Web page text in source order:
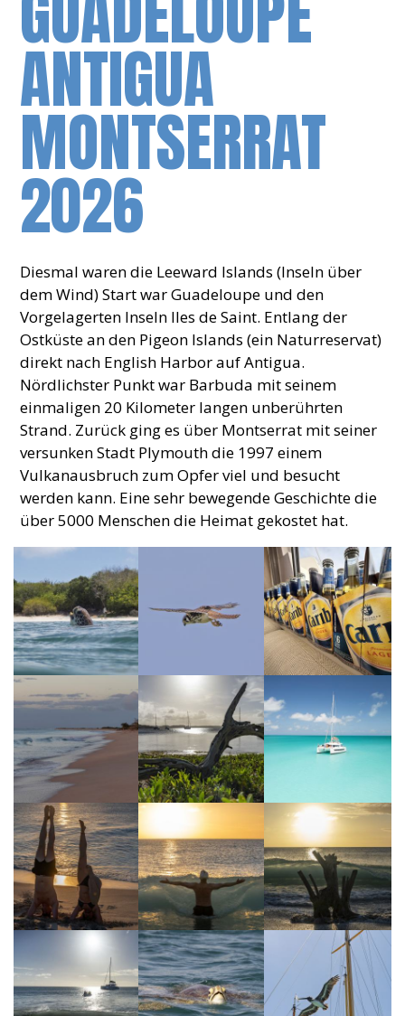
ANTIGUA
MONTSERRAT
2026
Diesmal waren die Leeward Islands (Inseln über
dem Wind) Start war Guadeloupe und den
Vorgelagerten Inseln Iles de Saint. Entlang der
Ostküste an den Pigeon Islands (ein Naturreservat)
direkt nach English Harbor auf Antigua.
Nördlichster Punkt war Barbuda mit seinem
einmaligen 20 Kilometer langen unberührten
Strand. Zurück ging es über Montserrat mit seiner
versunken Stadt Plymouth die 1997 einem
Vulkanausbruch zum Opfer viel und besucht
werden kann. Eine sehr bewegende Geschichte die
über 5000 Menschen die Heimat gekostet hat.